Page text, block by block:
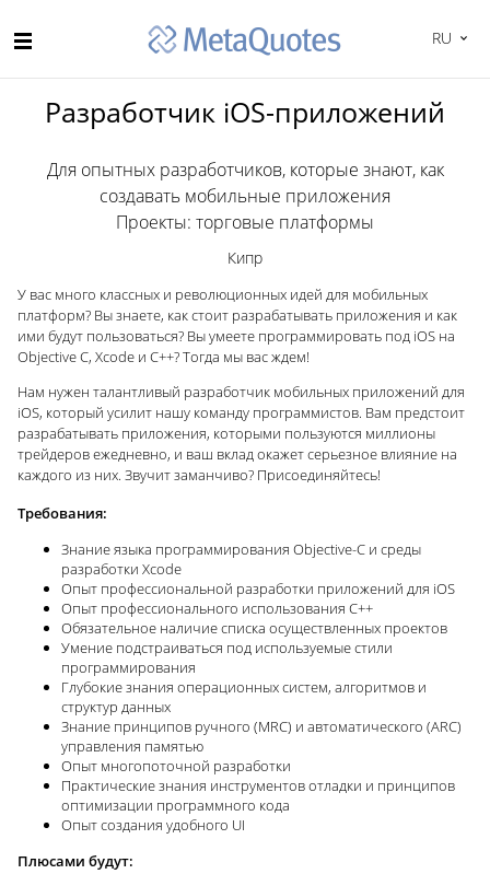
RU
Разработчик iOS-приложений
Для опытных разработчиков, которые знают, как
создавать мобильные приложения
Проекты: торговые платформы
Кипр
У вас много классных и революционных идей для мобильных
платформ? Вы знаете, как стоит разрабатывать приложения и как
ими будут пользоваться? Вы умеете программировать под iOS на
Objective C, Xcode и C++? Тогда мы вас ждем!
Нам нужен талантливый разработчик мобильных приложений для
iOS, который усилит нашу команду программистов. Вам предстоит
разрабатывать приложения, которыми пользуются миллионы
трейдеров ежедневно, и ваш вклад окажет серьезное влияние на
каждого из них. Звучит заманчиво? Присоединяйтесь!
Требования:
Знание языка программирования Objective-C и среды
разработки Xcode
Опыт профессиональной разработки приложений для iOS
Опыт профессионального использования C++
Обязательное наличие списка осуществленных проектов
Умение подстраиваться под используемые стили
программирования
Глубокие знания операционных систем, алгоритмов и
структур данных
Знание принципов ручного (MRC) и автоматического (ARC)
управления памятью
Опыт многопоточной разработки
Практические знания инструментов отладки и принципов
оптимизации программного кода
Опыт создания удобного UI
Плюсами будут: